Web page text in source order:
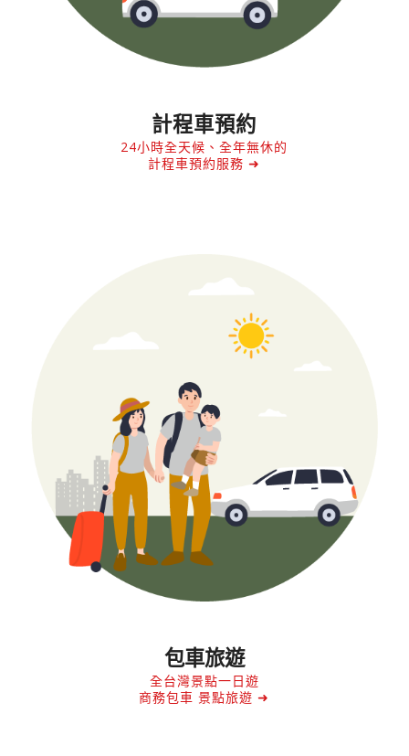
計程車預約
24小時全天候、全年無休的
計程車預約服務 ➜
包車旅遊
全台灣景點一日遊
商務包車 景點旅遊 ➜